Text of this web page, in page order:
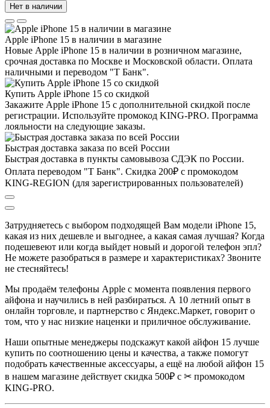
Нет в наличии
Apple iPhone 15 в наличии в магазине
Новые Apple iPhone 15 в наличии в розничном магазине,
срочная доставка по Москве и Московской области. Оплата
наличными и переводом "Т Банк".
Купить Apple iPhone 15 со скидкой
Закажите Apple iPhone 15 с дополнительной скидкой после
регистрации. Используйте промокод KING-PRO. Программа
лояльности на следующие заказы.
Быстрая доставка заказа по всей России
Быстрая доставка в пункты самовывоза СДЭК по России.
Оплата переводом "Т Банк". Скидка 200₽ с промокодом
KING-REGION (для зарегистрированных пользователей)
Затрудняетесь с выбором подходящей Вам модели iPhone 15,
какая из них дешевле и выгоднее, а какая самая лучшая? Когда
подешевеют или когда выйдет новый и дорогой телефон эпл?
Не можете разобраться в размере и характеристиках? Звоните
не стесняйтесь!
Мы продаём телефоны Apple с момента появления первого
айфона и научились в ней разбираться. А 10 летний опыт в
онлайн торговле, и партнерство с Яндекс.Маркет, говорит о
том, что у нас низкие наценки и приличное обслуживание.
Наши опытные менеджеры подскажут какой айфон 15 лучше
купить по соотношению цены и качества, а также помогут
подобрать качественные аксессуары, а ещё на любой айфон 15
в нашем магазине действует скидка 500₽ с ✂ промокодом
KING-PRO.